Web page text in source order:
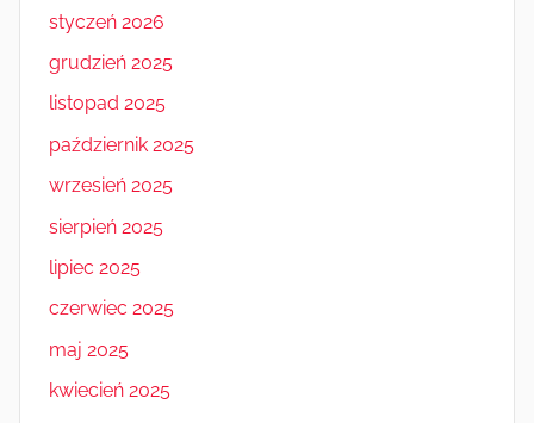
styczeń 2026
grudzień 2025
listopad 2025
październik 2025
wrzesień 2025
sierpień 2025
lipiec 2025
czerwiec 2025
maj 2025
kwiecień 2025